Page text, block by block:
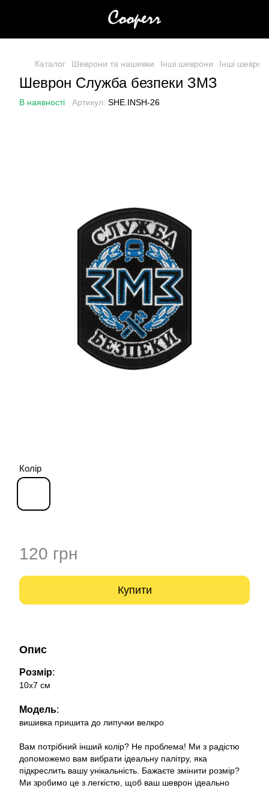
Каталог Шеврони та нашивки Інші шеврони Інші
Шеврон Служба безпеки ЗМЗ
В наявності Артикул: SHE.INSH-26
Колір
120 грн
Купити
Опис
Розмір:
10х7 см
Модель:
вишивка пришита до липучки велкро
Вам потрібний інший колір? Не проблема! Ми з радістю
допоможемо вам вибрати ідеальну палітру, яка
підкреслить вашу унікальність. Бажаєте змінити розмір?
Ми зробимо це з легкістю, щоб ваш шеврон ідеально